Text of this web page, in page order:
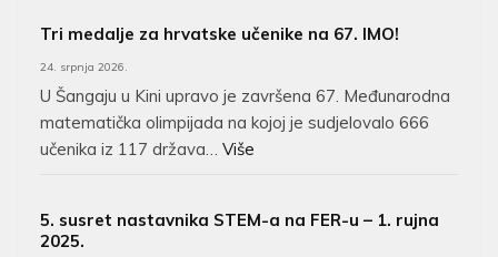
Tri medalje za hrvatske učenike na 67. IMO!
24. srpnja 2026.
U Šangaju u Kini upravo je završena 67. Međunarodna
matematička olimpijada na kojoj je sudjelovalo 666
učenika iz 117 država… Više
5. susret nastavnika STEM-a na FER-u – 1. rujna
2025.